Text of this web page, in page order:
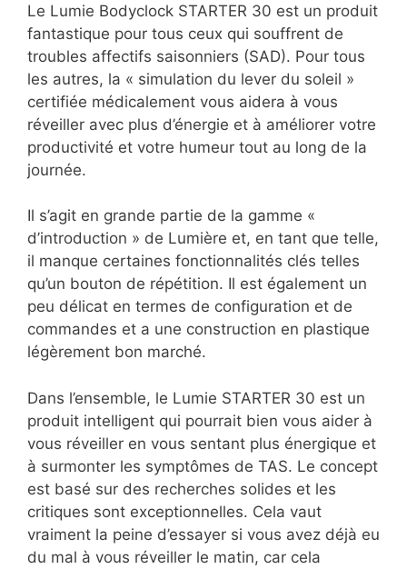
Le Lumie Bodyclock STARTER 30 est un produit
fantastique pour tous ceux qui souffrent de
troubles affectifs saisonniers (SAD). Pour tous
les autres, la « simulation du lever du soleil »
certifiée médicalement vous aidera à vous
réveiller avec plus d’énergie et à améliorer votre
productivité et votre humeur tout au long de la
journée.
Il s’agit en grande partie de la gamme «
d’introduction » de Lumière et, en tant que telle,
il manque certaines fonctionnalités clés telles
qu’un bouton de répétition. Il est également un
peu délicat en termes de configuration et de
commandes et a une construction en plastique
légèrement bon marché.
Dans l’ensemble, le Lumie STARTER 30 est un
produit intelligent qui pourrait bien vous aider à
vous réveiller en vous sentant plus énergique et
à surmonter les symptômes de TAS. Le concept
est basé sur des recherches solides et les
critiques sont exceptionnelles. Cela vaut
vraiment la peine d’essayer si vous avez déjà eu
du mal à vous réveiller le matin, car cela